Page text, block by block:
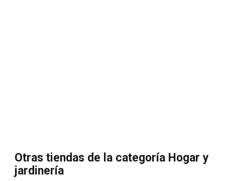
Otras tiendas de la categoría Hogar y
jardinería